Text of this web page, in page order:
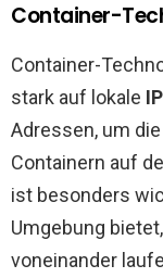
Container-
Container-
stark auf lokale
Adressen, um
Containern auf
ist besonders
Umgebung
voneinander